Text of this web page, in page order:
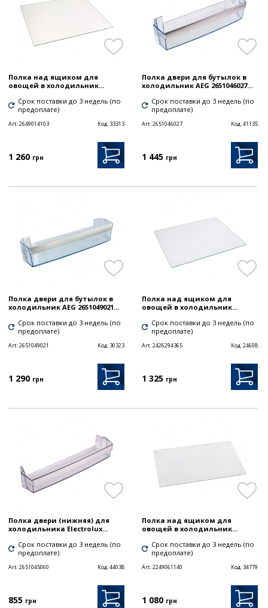
Полка над ящиком для
овощей в холодильник...
Срок поставки до 3 недель (по
предоплате)
Art:2649014103 Код: 33313
1 260 грн
Полка двери для бутылок в
холодильник AEG 2651046027...
Срок поставки до 3 недель (по
предоплате)
Art:2651046027 Код:41135
1 445 грн
Полка двери для бутылок в
холодильник AEG 2651049021...
Срок поставки до 3 недель (по
предоплате)
Art:2651049021 Код: 30323
1 290 грн
Полка над ящиком для
овощей в холодильник...
Срок поставки до 3 недель (по
предоплате)
Art:2426294365 Код:24608
1 325 грн
Полка двери (нижняя) для
холодильника Electrolux...
Срок поставки до 3 недель (по
предоплате)
Art:2651045060 Код:44038
855 грн
Полка над ящиком для
овощей в холодильник...
Срок поставки до 3 недель (по
предоплате)
Art:2249061140 Код: 34779
1 080 грн